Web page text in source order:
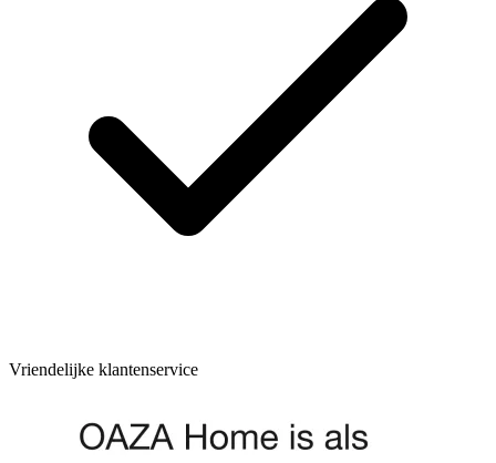
Vriendelijke klantenservice